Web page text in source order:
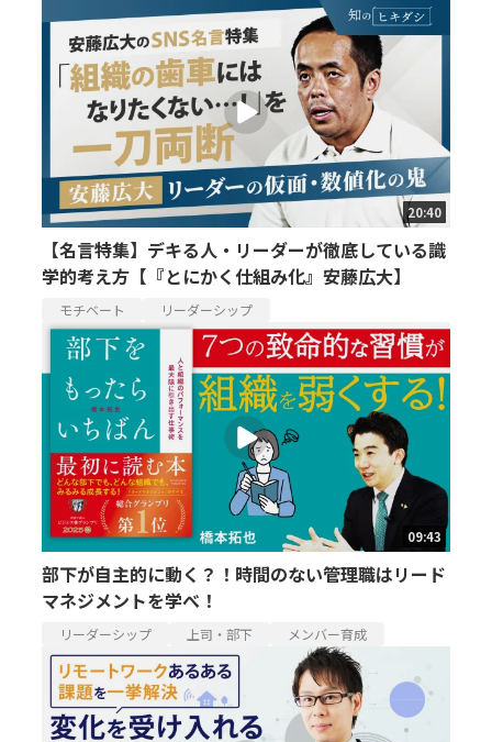
20:40
【名言特集】デキる人・リーダーが徹底している識
学的考え方【『とにかく仕組み化』安藤広大】
モチベート リーダーシップ
09:43
部下が自主的に動く？！時間のない管理職はリード
マネジメントを学べ！
リーダーシップ 上司・部下 メンバー育成